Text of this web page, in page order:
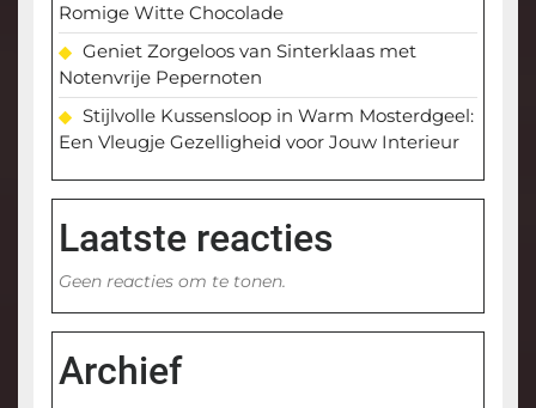
Romige Witte Chocolade
Geniet Zorgeloos van Sinterklaas met
Notenvrije Pepernoten
Stijlvolle Kussensloop in Warm Mosterdgeel:
Een Vleugje Gezelligheid voor Jouw Interieur
Laatste reacties
Geen reacties om te tonen.
Archief